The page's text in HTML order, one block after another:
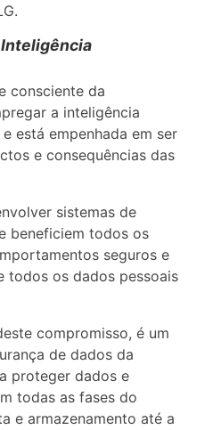
consciente da
a inteligência
está empenhada em ser
e consequências das
sistemas de
beneficiem todos os
seguros e
todos os dados pessoais
compromisso, é um
de dados da
proteger dados e
todas as fases do
e armazenamento até a